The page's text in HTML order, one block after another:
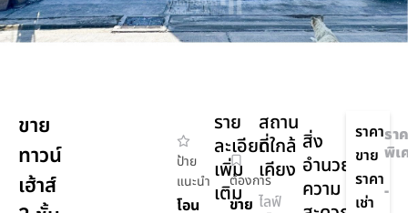
ขาย
ทาวน์
เฮ้าส์
ป้าย
แนะนำ
โอน
ต้องการ
ขาย
ราย
ละเอียด
เพิ่ม
เติม
สถาน
ที่ใกล้
เคียง
ไลฟ์
สิ่ง
อำนวย
ความ
ราคา
ขาย
รา
พิเ
ราคา
เช่า
-